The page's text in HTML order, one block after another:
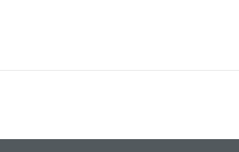
Yorum Yaz